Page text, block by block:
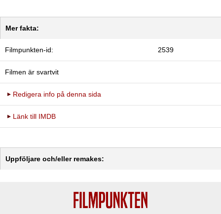
Mer fakta:
Filmpunkten-id: 2539
Filmen är svartvit
Redigera info på denna sida
Länk till IMDB
Uppföljare och/eller remakes: